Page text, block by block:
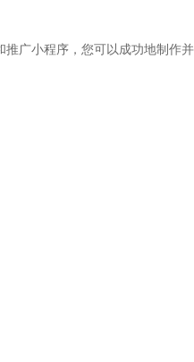
广小程序，您可以成功地制作并